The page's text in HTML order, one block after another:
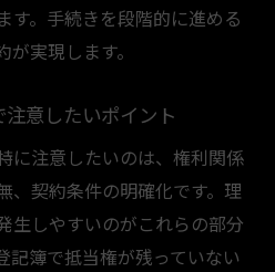
れに求められる必要書類
書類を効率よく準備する
管理方法と注意点を紹介
るべき契約ポイント
す。手続きを段階的に進める
実現します。
意したいポイント
に注意したいのは、権利関係
、契約条件の明確化です。理
生しやすいのがこれらの部分
記簿で抵当権が残っていない